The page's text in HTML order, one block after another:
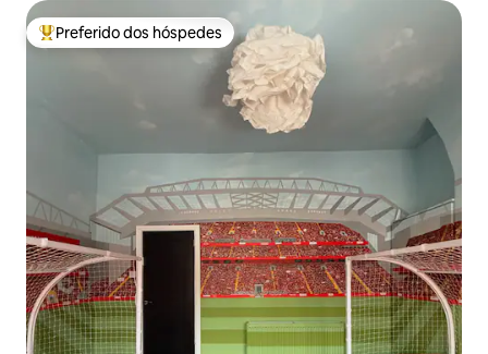
Entre os melhores preferidos dos hóspedes
Preferido dos hóspedes